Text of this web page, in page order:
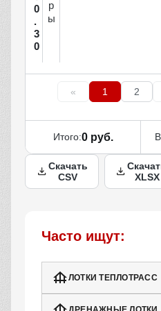
0
.
3
0
р
ы
« 1 2
Итого:0 руб.
Скачать
CSV
XLSX
Часто ищут:
ЛОТКИ ТЕПЛОТРАСС